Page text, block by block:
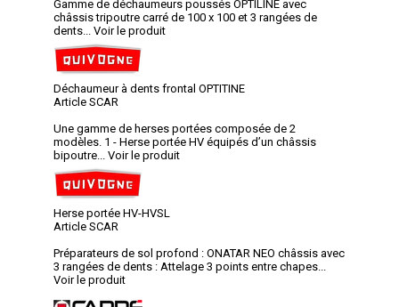
Gamme de déchaumeurs poussés OPTILINE avec
châssis tripoutre carré de 100 x 100 et 3 rangées de
dents...
Voir le produit
Déchaumeur à dents frontal OPTITINE
Article SCAR
Une gamme de herses portées composée de 2
modèles. 1 - Herse portée HV équipés d’un châssis
bipoutre...
Voir le produit
Herse portée HV-HVSL
Article SCAR
Préparateurs de sol profond : ONATAR NEO châssis avec
3 rangées de dents : Attelage 3 points entre chapes...
Voir le produit